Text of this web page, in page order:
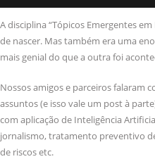
A disciplina “Tópicos Emergentes
de nascer. Mas também era uma
mais genial do que a outra foi
Nossos amigos e parceiros falaram
assuntos (e isso vale um post à
com aplicação de Inteligência
jornalismo, tratamento preventivo
de riscos etc.